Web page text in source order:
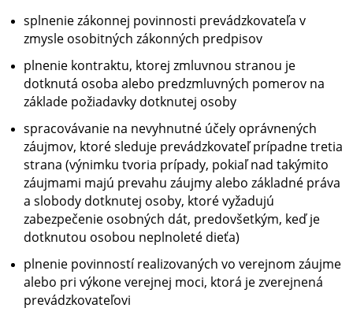
splnenie zákonnej povinnosti prevádzkovateľa v
zmysle osobitných zákonných predpisov
plnenie kontraktu, ktorej zmluvnou stranou je
dotknutá osoba alebo predzmluvných pomerov na
základe požiadavky dotknutej osoby
spracovávanie na nevyhnutné účely oprávnených
záujmov, ktoré sleduje prevádzkovateľ prípadne tretia
strana (výnimku tvoria prípady, pokiaľ nad takýmito
záujmami majú prevahu záujmy alebo základné práva
a slobody dotknutej osoby, ktoré vyžadujú
zabezpečenie osobných dát, predovšetkým, keď je
dotknutou osobou neplnoleté dieťa)
plnenie povinností realizovaných vo verejnom záujme
alebo pri výkone verejnej moci, ktorá je zverejnená
prevádzkovateľovi